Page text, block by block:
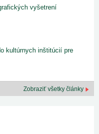
vyšetrení
kultúrnych inštitúcií pre
Zobraziť všetky články